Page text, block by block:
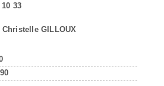
33
Christelle GILLOUX
90